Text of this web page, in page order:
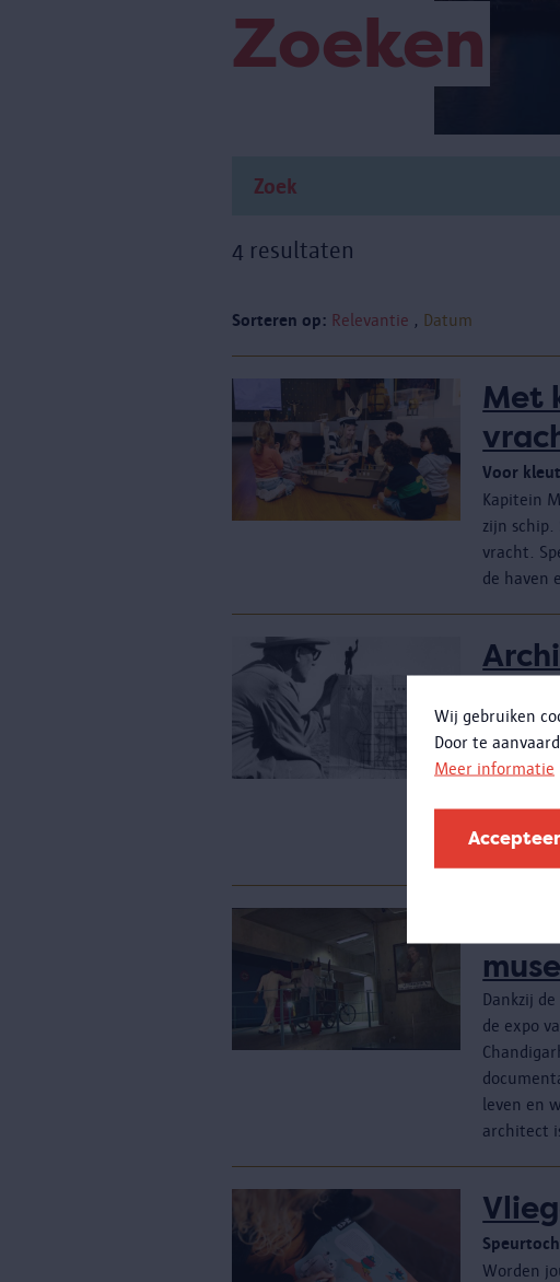
Wij gebruiken
Door te
Meer informatie
Zoeken
4 resultaten
Sorteren op: Relevantie Datum
Met
Voor
Kapitein
zijn schip.
vracht.
de haven
Le
schilder
Omdat
kritiek te
Dankzij
de expo
leven en
architect
Worden